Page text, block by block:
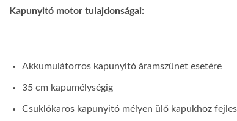
Kapunyitó motor tulajdonságai:
Akkumulátorros kapunyitó áramszünet esetére
35 cm kapumélységig
Csuklókaros kapunyitó mélyen ülő kapukhoz